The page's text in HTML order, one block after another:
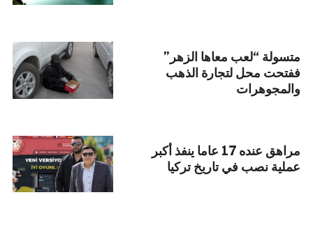
متسولة “لعب معاها الزهر”
ففتحت محل لتجارة الذهب
والمجوهرات
مراهق عنده 17 عاما ينفذ أكبر
عملية نصب في تاريخ تركيا